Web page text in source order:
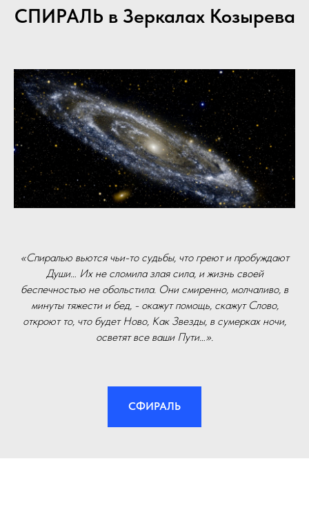
СПИРАЛЬ в Зеркалах Козырева
«Спиралью вьются чьи-то судьбы, что греют и пробуждают
Души… Их не сломила злая сила, и жизнь своей
беспечностью не обольстила. Они смиренно, молчаливо, в
минуты тяжести и бед, - окажут помощь, скажут Слово,
откроют то, что будет Ново, Как Звезды, в сумерках ночи,
осветят все ваши Пути…».
СФИРАЛЬ